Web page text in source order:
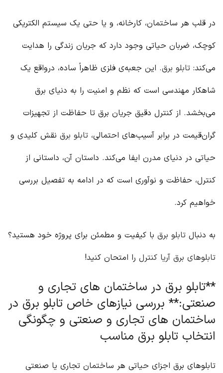
در قلب هر ساختمان، کارخانه، و یا حتی یک سیستم الکتریکی
کوچک، ضربان حیاتی وجود دارد که جریان زندگی را هدایت
می‌کند: تابلو برق. این جعبه‌ی فلزی ظاهراً ساده، درواقع یک
شاهکار مهندسی است که نظم و امنیت را به دنیای برق
می‌بخشد. از کنترل دقیق جریان برق تا حفاظت از تجهیزات
گران‌قیمت در برابر آسیب‌های احتمالی، تابلو برق نقش کلیدی و
حیاتی در دنیای مدرن ایفا می‌کند. داستان آن، داستانی از
کنترل، حفاظت و نوآوری است که در ادامه به تفصیل بررسی
خواهیم کرد.
به دنبال تابلو برق با کیفیت و مطمئن برای پروژه خود هستید؟
تابلوهای برق آریا کنترل را امتحان کنید!
**تابلو برق در ساختمان های تجاری و
صنعتی:** بررسی نیازهای خاص تابلو برق در
ساختمان های تجاری و صنعتی و چگونگی
انتخاب تابلو برق مناسب
تابلوهای برق اجزای حیاتی هر ساختمان تجاری یا صنعتی